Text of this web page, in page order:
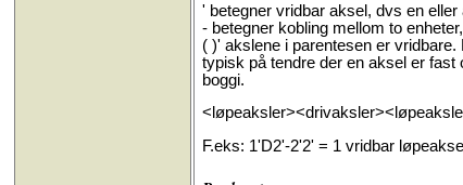
' betegner vridbar aksel, dvs en
- betegner kobling mellom to
( )' akslene i parentesen er
typisk på tendre der en aksel er
boggi.
F.eks: 1'D2'-2'2' = 1 vridbar